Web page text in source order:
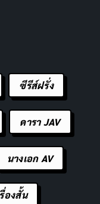
ซีรีส์ฝรั่ง
ดารา JAV
นางเอก AV
องสั้น